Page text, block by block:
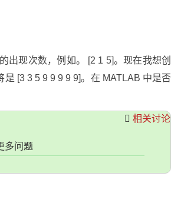
出现次数，例如。 [2 1 5]。现在我想创
[3 3 5 9 9 9 9 9]。在 MATLAB 中是否
相关讨论
多问题